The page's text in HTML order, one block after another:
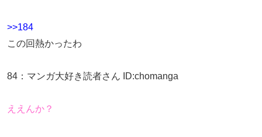
>>184
この回熱かったわ
84 ： マンガ大好き読者さん ID:chomanga
ええんか？